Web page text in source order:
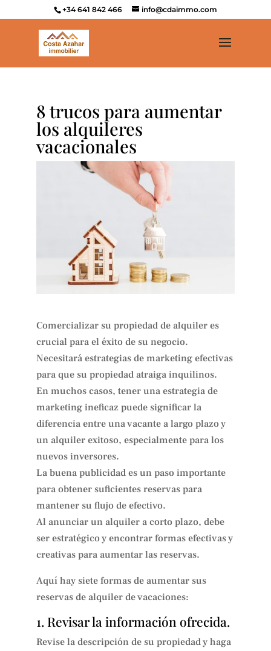
+34 641 842 466 info@cdaimmo.com
8 trucos para aumentar
los alquileres
vacacionales
Comercializar su propiedad de alquiler es
crucial para el éxito de su negocio.
Necesitará estrategias de marketing efectivas
para que su propiedad atraiga inquilinos.
En muchos casos, tener una estrategia de
marketing ineficaz puede significar la
diferencia entre una vacante a largo plazo y
un alquiler exitoso, especialmente para los
nuevos inversores.
La buena publicidad es un paso importante
para obtener suficientes reservas para
mantener su flujo de efectivo.
Al anunciar un alquiler a corto plazo, debe
ser estratégico y encontrar formas efectivas y
creativas para aumentar las reservas.
Aquí hay siete formas de aumentar sus
reservas de alquiler de vacaciones:
1. Revisar la información ofrecida.
Revise la descripción de su propiedad y haga